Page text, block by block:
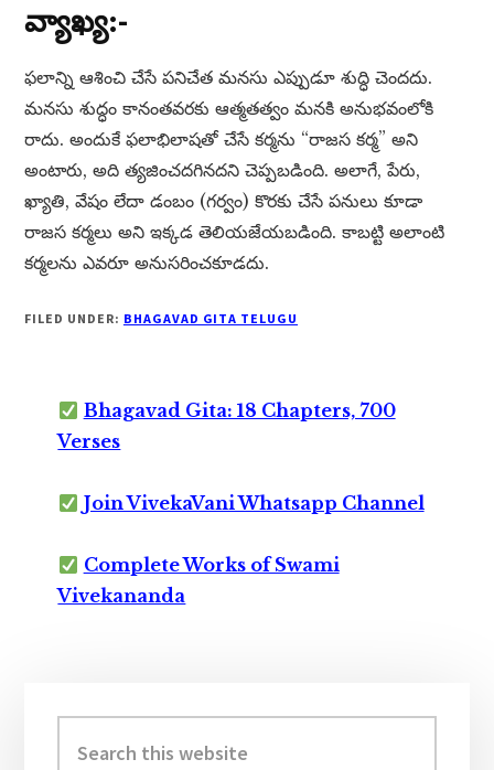
వ్యాఖ్య:-
ఫలాన్ని ఆశించి చేసే పనిచేత మనసు ఎప్పుడూ శుద్ధి చెందదు.
మనసు శుద్ధం కానంతవరకు ఆత్మతత్వం మనకి అనుభవంలోకి
రాదు. అందుకే ఫలాభిలాషతో చేసే కర్మను “రాజస కర్మ” అని
అంటారు, అది త్యజించదగినదని చెప్పబడింది. అలాగే, పేరు,
ఖ్యాతి, వేషం లేదా డంబం (గర్వం) కొరకు చేసే పనులు కూడా
రాజస కర్మలు అని ఇక్కడ తెలియజేయబడింది. కాబట్టి అలాంటి
కర్మలను ఎవరూ అనుసరించకూడదు.
FILED UNDER: BHAGAVAD GITA TELUGU
Bhagavad Gita: 18 Chapters, 700
Verses
Join VivekaVani Whatsapp Channel
Complete Works of Swami
Vivekananda
Sidebar
this